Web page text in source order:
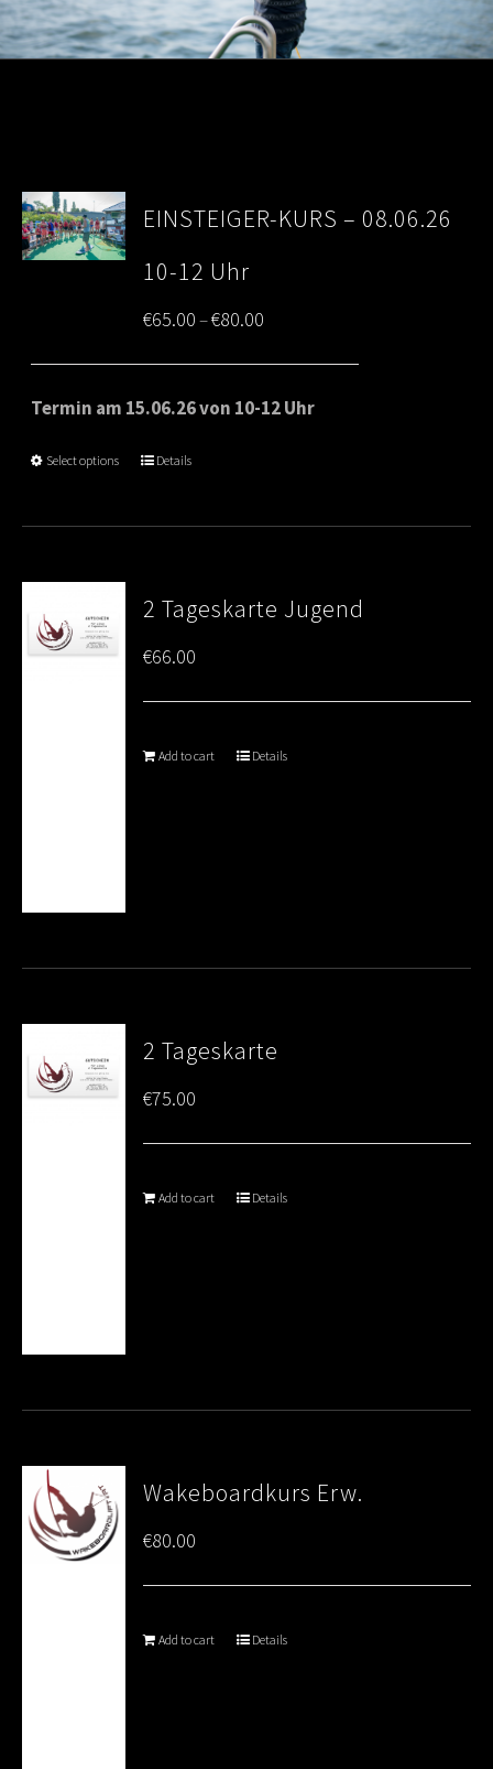
EINSTEIGER-KURS – 08.06.26
10-12 Uhr
€65.00–€80.00
range:
€65.00
Termin am 15.06.26 von 10-12 Uhr
Select options Details
2 Tageskarte Jugend
€66.00
Add to cart Details
2 Tageskarte
€75.00
Add to cart Details
Wakeboardkurs Erw.
€80.00
Add to cart Details